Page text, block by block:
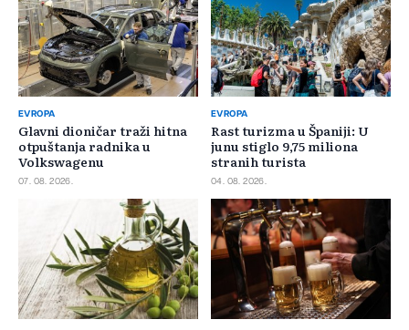
EVROPA
Glavni dioničar traži hitna
otpuštanja radnika u
Volkswagenu
07. 08. 2026.
EVROPA
Rast turizma u Španiji: U
junu stiglo 9,75 miliona
stranih turista
04. 08. 2026.